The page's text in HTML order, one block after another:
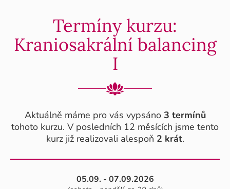
Termíny kurzu:
Kraniosakrální balancing
I
Aktuálně máme pro vás vypsáno 3 termínů
tohoto kurzu. V posledních 12 měsících jsme tento
kurz již realizovali alespoň 2 krát.
05.09. - 07.09.2026